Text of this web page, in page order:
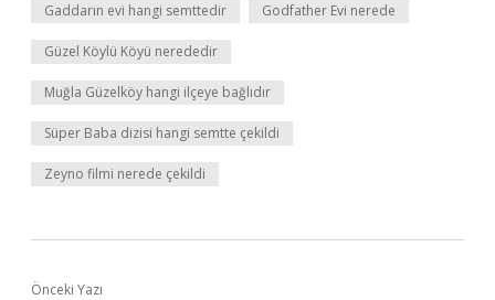
Gaddarın evi hangi semttedir Godfather Evi nerede
Güzel Köylü Köyü nerededir
Muğla Güzelköy hangi ilçeye bağlıdır
Süper Baba dizisi hangi semtte çekildi
Zeyno filmi nerede çekildi
Önceki Yazı